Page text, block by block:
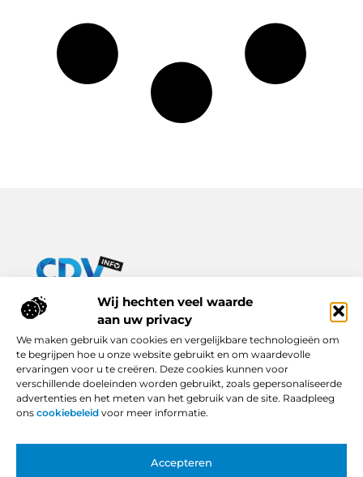
Wij hechten veel waarde
aan uw privacy
We maken gebruik van cookies en vergelijkbare technologieën om
te begrijpen hoe u onze website gebruikt en om waardevolle
ervaringen voor u te creëren. Deze cookies kunnen voor
verschillende doeleinden worden gebruikt, zoals gepersonaliseerde
advertenties en het meten van het gebruik van de site. Raadpleeg
ons cookiebeleid voor meer informatie.
Accepteren
Van praktische tips tot inspirerende verhalen – alles op Cdv-
Ontdek een breed scala aan blogs en artikelen die je dagelijks
leven verrijken, van handige adviezen tot boeiende inzichten.
Bericht categorie
Onze informatie